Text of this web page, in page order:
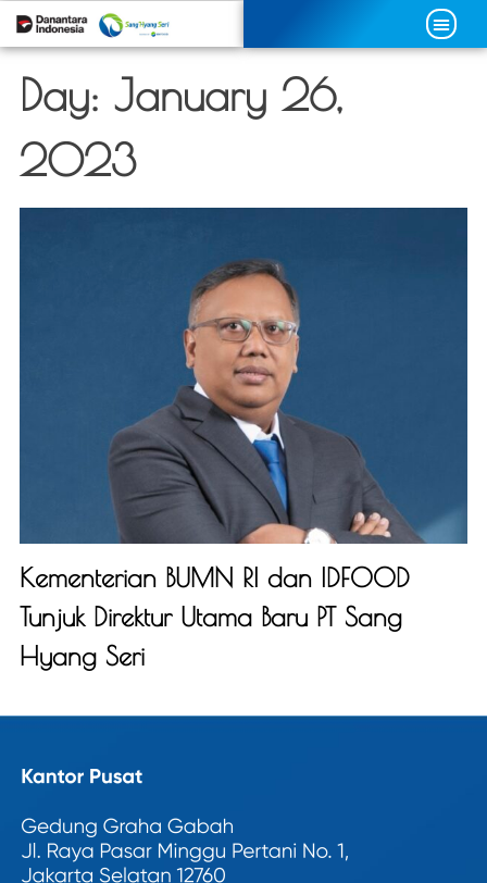
Day: January 26,
2023
Kementerian BUMN RI dan IDFOOD
Tunjuk Direktur Utama Baru PT Sang
Hyang Seri